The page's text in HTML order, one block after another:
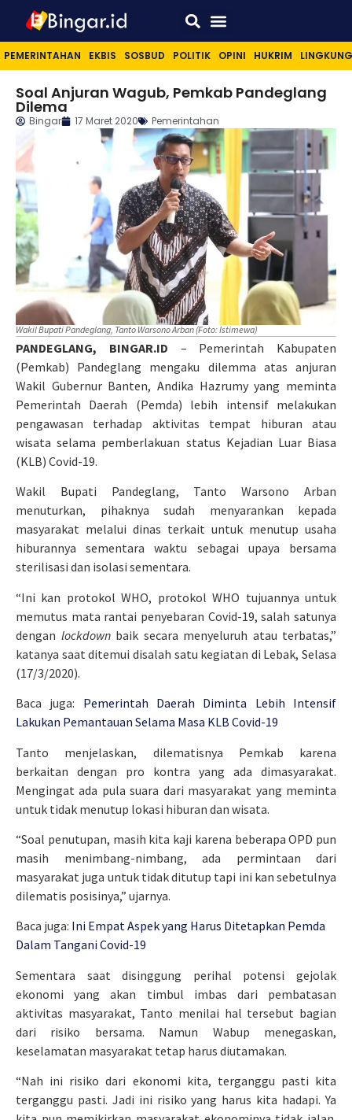
PEMERINTAHAN EKBIS SOSBUD POLITIK OPINI HUKRIM
Soal Anjuran Wagub, Pemkab Pandeglang
Dilema
Bingar 17 Maret 2020 Pemerintahan
Wakil Bupati Pandeglang, Tanto Warsono Arban (Foto: Istimewa)
PANDEGLANG, BINGAR.ID – Pemerintah Kabupaten
(Pemkab) Pandeglang mengaku dilemma atas anjuran
Wakil Gubernur Banten, Andika Hazrumy yang meminta
Pemerintah Daerah (Pemda) lebih intensif melakukan
pengawasan terhadap aktivitas tempat hiburan atau
wisata selama pemberlakuan status Kejadian Luar Biasa
(KLB) Covid-19.
Wakil Bupati Pandeglang, Tanto Warsono Arban
menuturkan, pihaknya sudah menyarankan kepada
masyarakat melalui dinas terkait untuk menutup usaha
hiburannya sementara waktu sebagai upaya bersama
sterilisasi dan isolasi sementara.
“Ini kan protokol WHO, protokol WHO tujuannya untuk
memutus mata rantai penyebaran Covid-19, salah satunya
dengan lockdownbaik secara menyeluruh atau terbatas,”
katanya saat ditemui disalah satu kegiatan di Lebak, Selasa
(17/3/2020).
Baca juga: Pemerintah Daerah Diminta Lebih Intensif
Lakukan Pemantauan Selama Masa KLB Covid-19
Tanto menjelaskan, dilematisnya Pemkab karena
berkaitan dengan pro kontra yang ada dimasyarakat.
Mengingat ada pula suara dari masyarakat yang meminta
untuk tidak menutup lokasi hiburan dan wisata.
“Soal penutupan, masih kita kaji karena beberapa OPD pun
masih menimbang-nimbang, ada permintaan dari
masyarakat juga untuk tidak ditutup tapi ini kan sebetulnya
dilematis posisinya,” ujarnya.
Baca juga: Ini Empat Aspek yang Harus Ditetapkan Pemda
Dalam Tangani Covid-19
Sementara saat disinggung perihal potensi gejolak
ekonomi yang akan timbul imbas dari pembatasan
aktivitas masyarakat, Tanto menilai hal tersebut bagian
dari risiko bersama. Namun Wabup menegaskan,
keselamatan masyarakat tetap harus diutamakan.
“Nah ini risiko dari ekonomi kita, terganggu pasti kita
terganggu pasti. Jadi ini risiko yang harus kita hadapi. Ya